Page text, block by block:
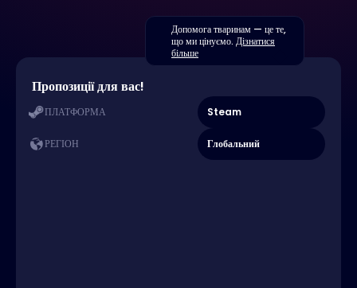
Допомога тваринам — це те,
що ми цінуємо. Дізнатися
більше
Пропозиції для вас!
ПЛАТФОРМА Steam
РЕГІОН Глобальний